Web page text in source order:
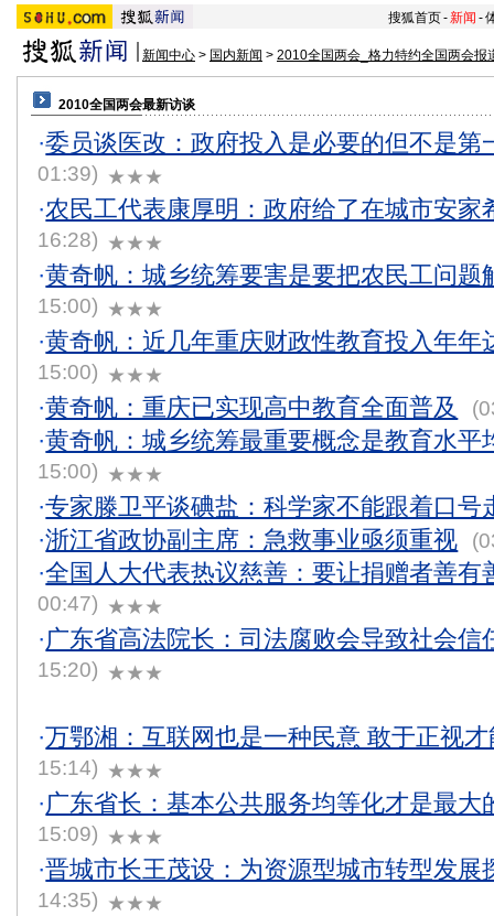
搜狐首页-新闻 -
新闻中心 > 国内新闻 > 2010全国两会_格力特约全国两会报
2010全国两会最新访谈
·委员谈医改：政府投入是必要的但不是第
01:39) ★★★
·农民工代表康厚明：政府给了在城市安家
16:28) ★★★
·黄奇帆：城乡统筹要害是要把农民工问题
15:00) ★★★
·黄奇帆：近几年重庆财政性教育投入年年
15:00) ★★★
·黄奇帆：重庆已实现高中教育全面普及
·黄奇帆：城乡统筹最重要概念是教育水平
15:00) ★★★
·专家滕卫平谈碘盐：科学家不能跟着口号
·浙江省政协副主席：急救事业亟须重视
·全国人大代表热议慈善：要让捐赠者善有
00:47) ★★★
·广东省高法院长：司法腐败会导致社会信
15:20) ★★★
·万鄂湘：互联网也是一种民意 敢于正视
15:14) ★★★
·广东省长：基本公共服务均等化才是最大
15:09) ★★★
·晋城市长王茂设：为资源型城市转型发展
14:35) ★★★